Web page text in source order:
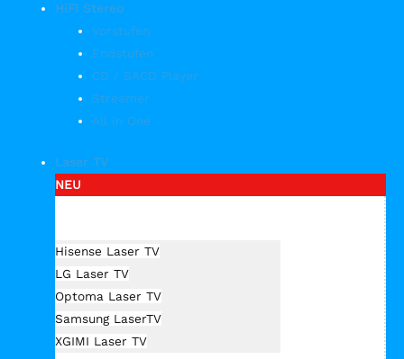
HiFi Stereo
Vorstufen
Endstufen
CD / SACD Player
Streamer
All in One
Laser TV
NEU
Hisense Laser TV
LG Laser TV
Optoma Laser TV
Samsung LaserTV
XGIMI Laser TV